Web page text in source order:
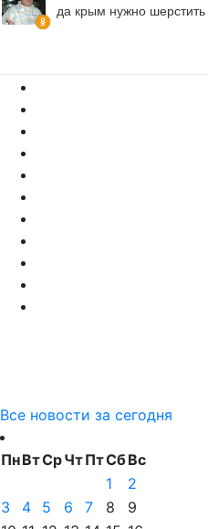
да крым нужно
Все новости за сегодня
ПнВтСрЧтПтСбВс
1
2
3
4 5 6 7 8
9